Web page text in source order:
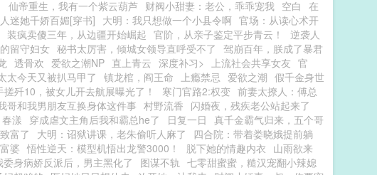
仙帝重生，我有一个紫云葫芦 财阀小甜妻：老公，乖乖宠我 空白 在
迷她千娇百媚[穿书] 大明：我只想做一个小县令啊 官场：从读心术开
装疯卖傻三年，从边疆开始崛起 官阶，从亲子鉴定平步青云！
逆袭人
留守妇女 秘书太厉害，倾城女领导直呼受不了 驾崩百年，朕成了暴君
透骨欢 爱欲之潮NP 直上青云 深度补习> 上流社会共享女友 官
太今天又被扒马甲了 镇龙棺，阎王命 上瘾禁忌 爱欲之潮 假千金身世
搓歼10，被女儿开去航展曝光了！ 寒门官路2:权变 前妻太撩人：傅总
哥和我男朋友互换身体这件事 村野流香 闪婚夜，残疾老公站起来了
春漾 穿成虐文主角后我和霸总he了 日复一日 真千金霸气归来，五个哥
富了 大明：诏狱讲课，老朱偷听人麻了
四合院：带着娄晓娥提前躺
婆 悟性逆天：模型机悟出龙警3000！ 脱下她的情趣内衣 山雨欲来
委身病娇反派后，男主黑化了 图谋不轨 七零甜蜜蜜，糙汉宠翻小辣媳